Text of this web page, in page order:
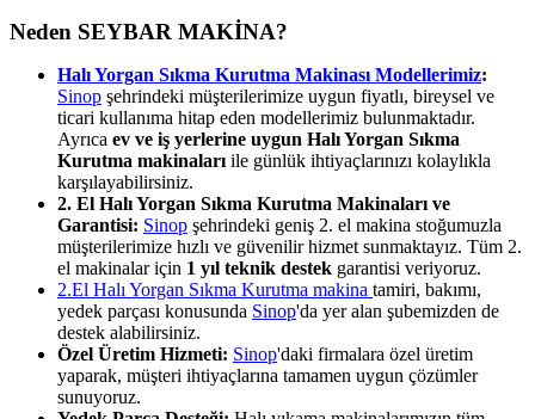
Neden SEYBAR MAKİNA?
Halı Yorgan Sıkma Kurutma Makinası Modellerimiz:
Sinop şehrindeki müşterilerimize uygun fiyatlı, bireysel ve
ticari kullanıma hitap eden modellerimiz bulunmaktadır.
Ayrıca ev ve iş yerlerine uygun Halı Yorgan Sıkma
Kurutma makinaları ile günlük ihtiyaçlarınızı kolaylıkla
karşılayabilirsiniz.
2. El Halı Yorgan Sıkma Kurutma Makinaları ve
Garantisi: Sinop şehrindeki geniş 2. el makina stoğumuzla
müşterilerimize hızlı ve güvenilir hizmet sunmaktayız. Tüm 2.
el makinalar için 1 yıl teknik destek garantisi veriyoruz.
2.El Halı Yorgan Sıkma Kurutma makina tamiri, bakımı,
yedek parçası konusunda Sinop'da yer alan şubemizden de
destek alabilirsiniz.
Özel Üretim Hizmeti: Sinop'daki firmalara özel üretim
yaparak, müşteri ihtiyaçlarına tamamen uygun çözümler
sunuyoruz.